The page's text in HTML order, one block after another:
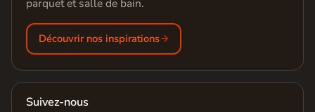
parquet et salle de bain.
Découvrir nos inspirations
Suivez-nous